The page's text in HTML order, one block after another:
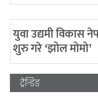
युवा उद्यमी विकास
शुरु गरे ‘झोल मोमो’
ट्रेन्डिङ